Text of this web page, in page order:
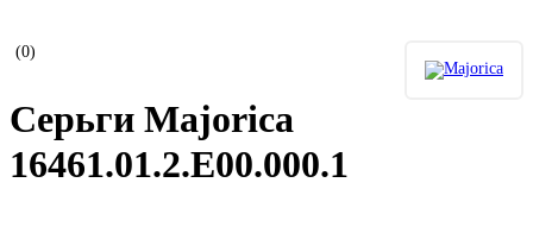
(0)
Серьги Majorica
16461.01.2.E00.000.1